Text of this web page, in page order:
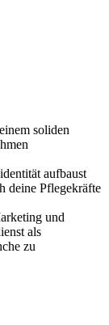
soliden
aufbaust
deine Pflegekräfte
und
als
zu